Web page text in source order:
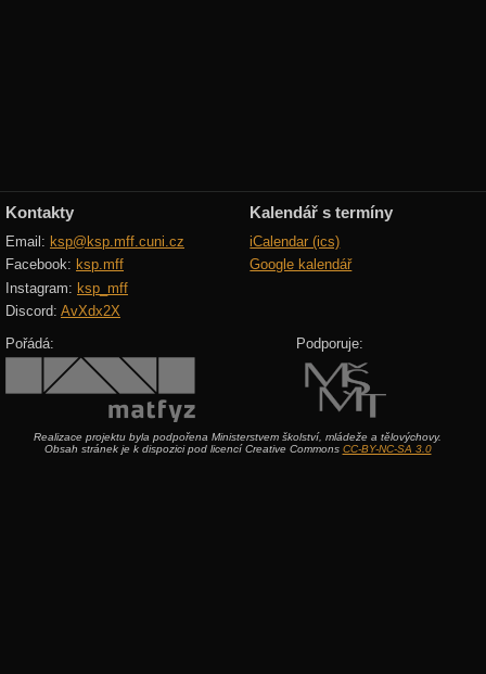
Kontakty
Email: ksp@ksp.mff.cuni.cz
Facebook: ksp.mff
Instagram: ksp_mff
Discord: AvXdx2X
Kalendář s termíny
iCalendar (ics)
Google kalendář
Pořádá: Podporuje:
Realizace projektu byla podpořena Ministerstvem školství, mládeže a tělovýchovy.
Obsah stránek je k dispozici pod licencí Creative Commons CC-BY-NC-SA 3.0